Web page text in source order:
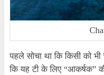
पहले सोचा था कि किसी को भी
कि यह टी के लिए “आकर्षक”